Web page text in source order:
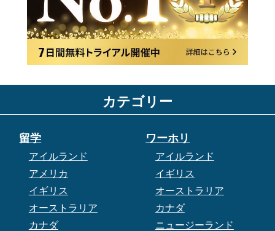
カテゴリー
留学
アイルランド
アメリカ
イギリス
オーストラリア
カナダ
ワーホリ
アイルランド
イギリス
オーストラリア
カナダ
ニュージーランド